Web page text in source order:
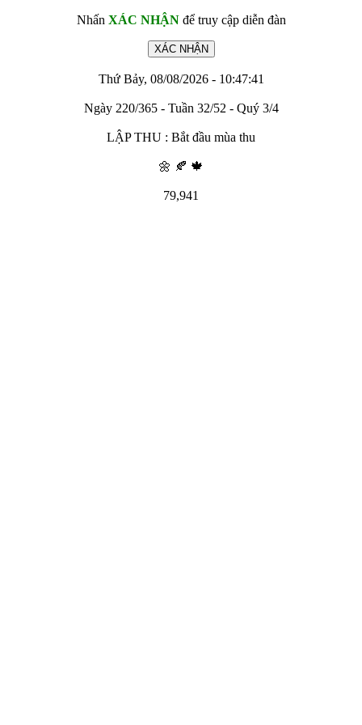
Nhấn XÁC NHẬNđể truy cập diễn đàn
Thứ Bảy, 08/08/2026 - 10:47:41
Ngày 220/365 - Tuần 32/52 - Quý 3/4
LẬP THU : Bắt đầu mùa thu
🌼 🍂 🍁
79,941